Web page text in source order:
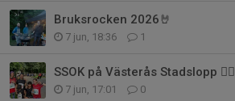
Bruksrocken 2026🤘
7 jun, 18:36 1
SSOK på Västerås Stadslopp 🏃‍♀️
7 jun, 17:01 0